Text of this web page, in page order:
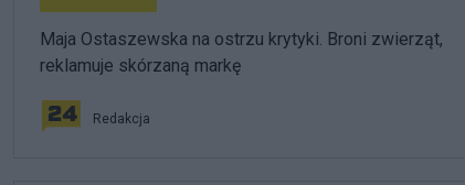
Maja Ostaszewska na ostrzu krytyki. Broni zwierząt,
reklamuje skórzaną markę
Redakcja